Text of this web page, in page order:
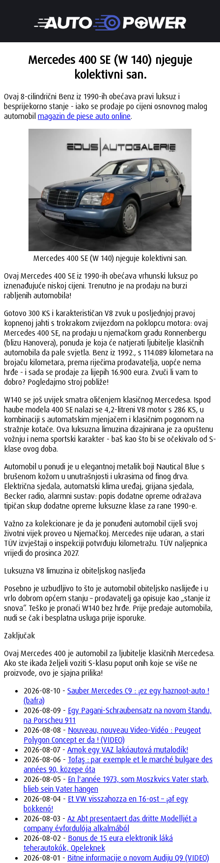
Mercedes 400 SE (W 140) njeguje
kolektivni san.
Ovaj 8-cilindrični Benz iz 1990-ih obećava pravi luksuz i
besprijekorno stanje - iako se prodaje po cijeni osnovnog malog
automobil magazin de piese auto online.
Mercedes 400 SE (W 140) njeguje kolektivni san.
Ovaj Mercedes 400 SE iz 1990-ih obećava vrhunski luksuz po
iznenađujuće niskoj cijeni. Trenutno je na prodaju na burzi
rabljenih automobila!
Gotovo 300 KS i karakterističan V8 zvuk u posljednjoj pravoj
kopnenoj jahti s trokrakom zvijezdom na poklopcu motora: ovaj
Mercedes 400 SE, na prodaju u njemačkom gradu Ronnenbergu
(blizu Hanovera), ponuda je koja će natjerati ljubitelje klasičnih
automobila da pale svjetla. Benz iz 1992., s 114.089 kilometara na
brojaču kilometara, prema riječima prodavatelja, uopće nema
hrđe - i sada se prodaje za lijepih 16.900 eura. Zvuči li vam to
dobro? Pogledajmo stroj pobliže!
W140 se još uvijek smatra oličenjem klasičnog Mercedesa. Ispod
haube modela 400 SE nalazi se 4,2-litreni V8 motor s 286 KS, u
kombinaciji s automatskim mjenjačem i klasičnim pogonom na
stražnje kotače. Ova luksuzna limuzina dizajnirana je za opuštenu
vožnju i nema sportski karakter - baš kao što bi se očekivalo od S-
klase ovog doba.
Automobil u ponudi je u elegantnoj metalik boji Nautical Blue s
brušenom kožom u unutrašnjosti i ukrasima od finog drva.
Električna sjedala, automatski klima uređaj, grijana sjedala,
Becker radio, alarmni sustav: popis dodatne opreme odražava
tipičan skup dodatne opreme luksuzne klase za rane 1990-e.
Važno za kolekcionare je da je ponuđeni automobil cijeli svoj
životni vijek proveo u Njemačkoj. Mercedes nije udaran, a stari
TÜV izvještaji o inspekciji potvrđuju kilometražu. TÜV naljepnica
vrijedi do prosinca 2027.
Luksuzna V8 limuzina iz obiteljskog nasljeđa
Posebno je uzbudljivo to što je automobil obiteljsko naslijeđe i u
vrlo dobrom općem stanju – prodavatelj ga opisuje kao „stanje iz
snova“. Teško je pronaći W140 bez hrđe. Prije predaje automobila,
nudi se čak i besplatna usluga prije isporuke.
Zaključak
Ovaj Mercedes 400 je automobil za ljubitelje klasičnih Mercedesa.
Ako ste ikada željeli voziti S-klasu poput onih koje se više ne
proizvode, ovo je sjajna prilika!
2026-08-10 - Sauber Mercedes C9 : ¡ez egy haznoot-auto !
(bafra)
2026-08-09 - Egy Pagani-Schraubensatz na novom štandu,
na Porscheu 911
2026-08-08 - Nouveau, nouveau Video-Vidéo : Peugeot
Polygon Concept er da ! (VIDEO)
2026-08-07 - Amok egy VAZ lakóautová mutalodík!
2026-08-06 - Tofaş : par exemple et le marché bulgare des
années 90, közepe óta
2026-08-05 - En l'année 1973, som Moszkvics Vater starb,
blieb sein Vater hängen
2026-08-04 - Et VW visszahozza en T6-ost – ¡af egy
bökkenő!
2026-08-03 - Az Abt presentaert das dritte Modelljét a
company évfordulója alkalmából
2026-08-02 - Bonus de 15 eura elektronik láká
teherautokók, Opeleknek
2026-08-01 - Bitne informacije o novom Audiju Q9 (VIDEO)